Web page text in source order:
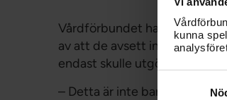
kunna
Vårdförbundet har suttit i
av att de avsett införa en
endast skulle utgöra 60
– Detta är inte bara en